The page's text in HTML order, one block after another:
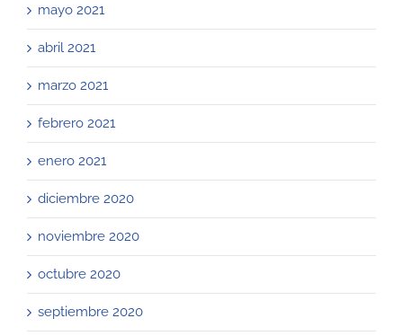
mayo 2021
abril 2021
marzo 2021
febrero 2021
enero 2021
diciembre 2020
noviembre 2020
octubre 2020
septiembre 2020